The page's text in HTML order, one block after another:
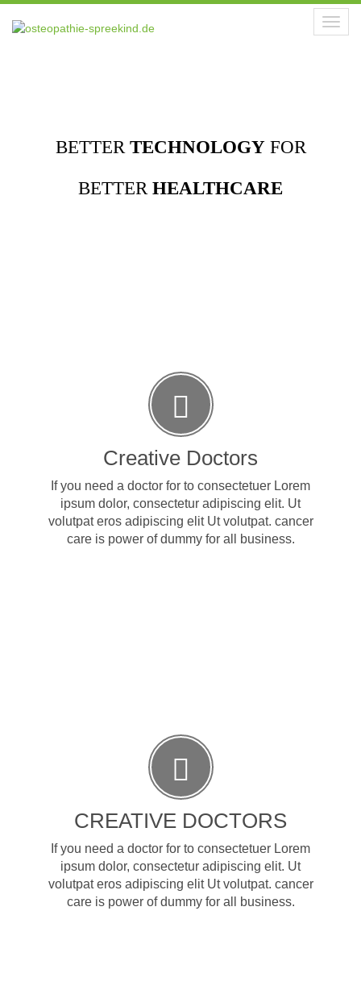
BETTER TECHNOLOGYFOR
BETTER HEALTHCARE
Creative Doctors
If you need a doctor for to consectetuer Lorem
ipsum dolor, consectetur adipiscing elit. Ut
volutpat eros adipiscing elit Ut volutpat. cancer
care is power of dummy for all business.
CREATIVE DOCTORS
If you need a doctor for to consectetuer Lorem
ipsum dolor, consectetur adipiscing elit. Ut
volutpat eros adipiscing elit Ut volutpat. cancer
care is power of dummy for all business.